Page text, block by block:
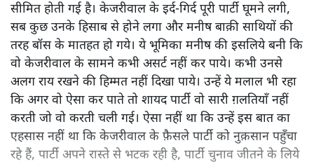
सीमित होती गई है। केजरीवाल के इर्द-गिर्द पूरी पार्टी घूमने लगी,
सब कुछ उनके हिसाब से होने लगा और मनीष बाक़ी साथियों की
तरह बॉस के मातहत हो गये। ये भूमिका मनीष की इसलिये बनी कि
वो केजरीवाल के सामने कभी असर्ट नहीं कर पाये। कभी उनसे
अलग राय रखने की हिम्मत नहीं दिखा पाये। उन्हें ये मलाल भी रहा
कि अगर वो ऐसा कर पाते तो शायद पार्टी वो सारी ग़लतियाँ नहीं
करती जो वो करती चली गई। ऐसा नहीं था कि उन्हें इस बात का
एहसास नहीं था कि केजरीवाल के फ़ैसले पार्टी को नुक़सान पहुँचा
रहे हैं, पार्टी अपने रास्ते से भटक रही है, पार्टी चुनाव जीतने के लिये